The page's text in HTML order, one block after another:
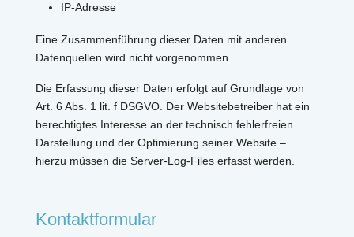
IP-Adresse
Eine Zusammenführung dieser Daten mit anderen
Datenquellen wird nicht vorgenommen.
Die Erfassung dieser Daten erfolgt auf Grundlage von
Art. 6 Abs. 1 lit. f DSGVO. Der Websitebetreiber hat ein
berechtigtes Interesse an der technisch fehlerfreien
Darstellung und der Optimierung seiner Website –
hierzu müssen die Server-Log-Files erfasst werden.
Kontaktformular